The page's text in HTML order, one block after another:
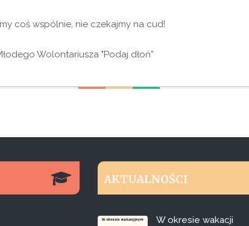
coś wspólnie, nie czekajmy na cud!
Wolontariusza "Podaj dłoń”
AKTUALNOŚCI
W okresie wakacji